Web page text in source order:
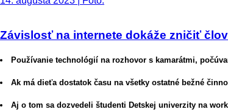
Závislosť na internete dokáže zničiť
Používanie technológií na rozhovor s kamarátmi,
Ak má dieťa dostatok času na všetky ostatné bežné
Aj o tom sa dozvedeli študenti Detskej univerzity na